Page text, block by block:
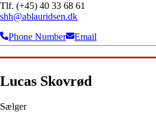
Tlf. (+45) 40 33 68 61
shh@ablauridsen.dk
Phone Number
Email
Lucas Skovrød
Sælger